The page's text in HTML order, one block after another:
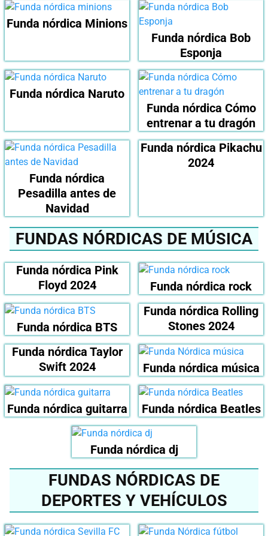
Funda nórdica Minions
Funda nórdica Bob
Esponja
Funda nórdica Naruto
Funda nórdica Cómo
entrenar a tu dragón
Funda nórdica
Pesadilla antes de
Navidad
Funda nórdica Pikachu
2024
FUNDAS NÓRDICAS DE MÚSICA
Funda nórdica Pink
Floyd 2024
Funda nórdica rock
Funda nórdica BTS
Funda nórdica Rolling
Stones 2024
Funda nórdica Taylor
Swift 2024
Funda nórdica música
Funda nórdica guitarra Funda nórdica Beatles
Funda nórdica dj
FUNDAS NÓRDICAS DE
DEPORTES Y VEHÍCULOS